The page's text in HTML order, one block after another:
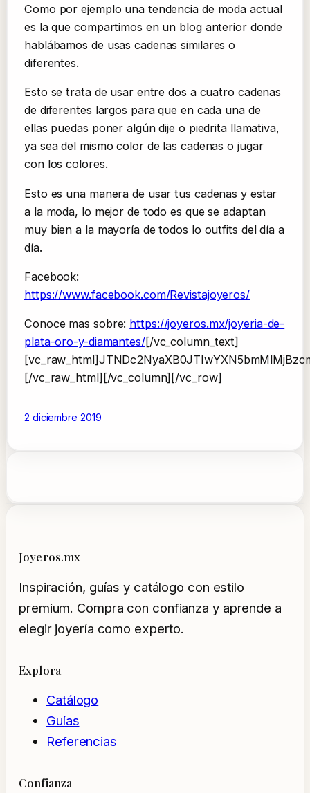
Como por ejemplo una tendencia de moda actual
es la que compartimos en un blog anterior donde
hablábamos de usas cadenas similares o
diferentes.
Esto se trata de usar entre dos a cuatro cadenas
de diferentes largos para que en cada una de
ellas puedas poner algún dije o piedrita llamativa,
ya sea del mismo color de las cadenas o jugar
con los colores.
Esto es una manera de usar tus cadenas y estar
a la moda, lo mejor de todo es que se adaptan
muy bien a la mayoría de todos lo outfits del día a
día.
Facebook:
https://www.facebook.com/Revistajoyeros/
Conoce mas sobre: https://joyeros.mx/joyeria-de-
plata-oro-y-diamantes/[/vc_column_text]
[/vc_raw_html][/vc_column][/vc_row]
2 diciembre 2019
Joyeros.mx
Inspiración, guías y catálogo con estilo
premium. Compra con confianza y aprende a
elegir joyería como experto.
Explora
Catálogo
Guías
Referencias
Confianza